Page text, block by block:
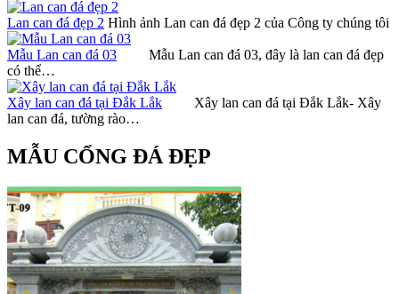
Lan can đá đẹp 2 Hình ảnh Lan can đá đẹp 2 của Công ty chúng tôi
Mẫu Lan can đá 03 Mẫu Lan can đá 03, đây là lan can đá đẹp
có thể…
Xây lan can đá tại Đắk Lắk Xây lan can đá tại Đắk Lắk- Xây
lan can đá, tường rào…
MẪU CỔNG ĐÁ ĐẸP